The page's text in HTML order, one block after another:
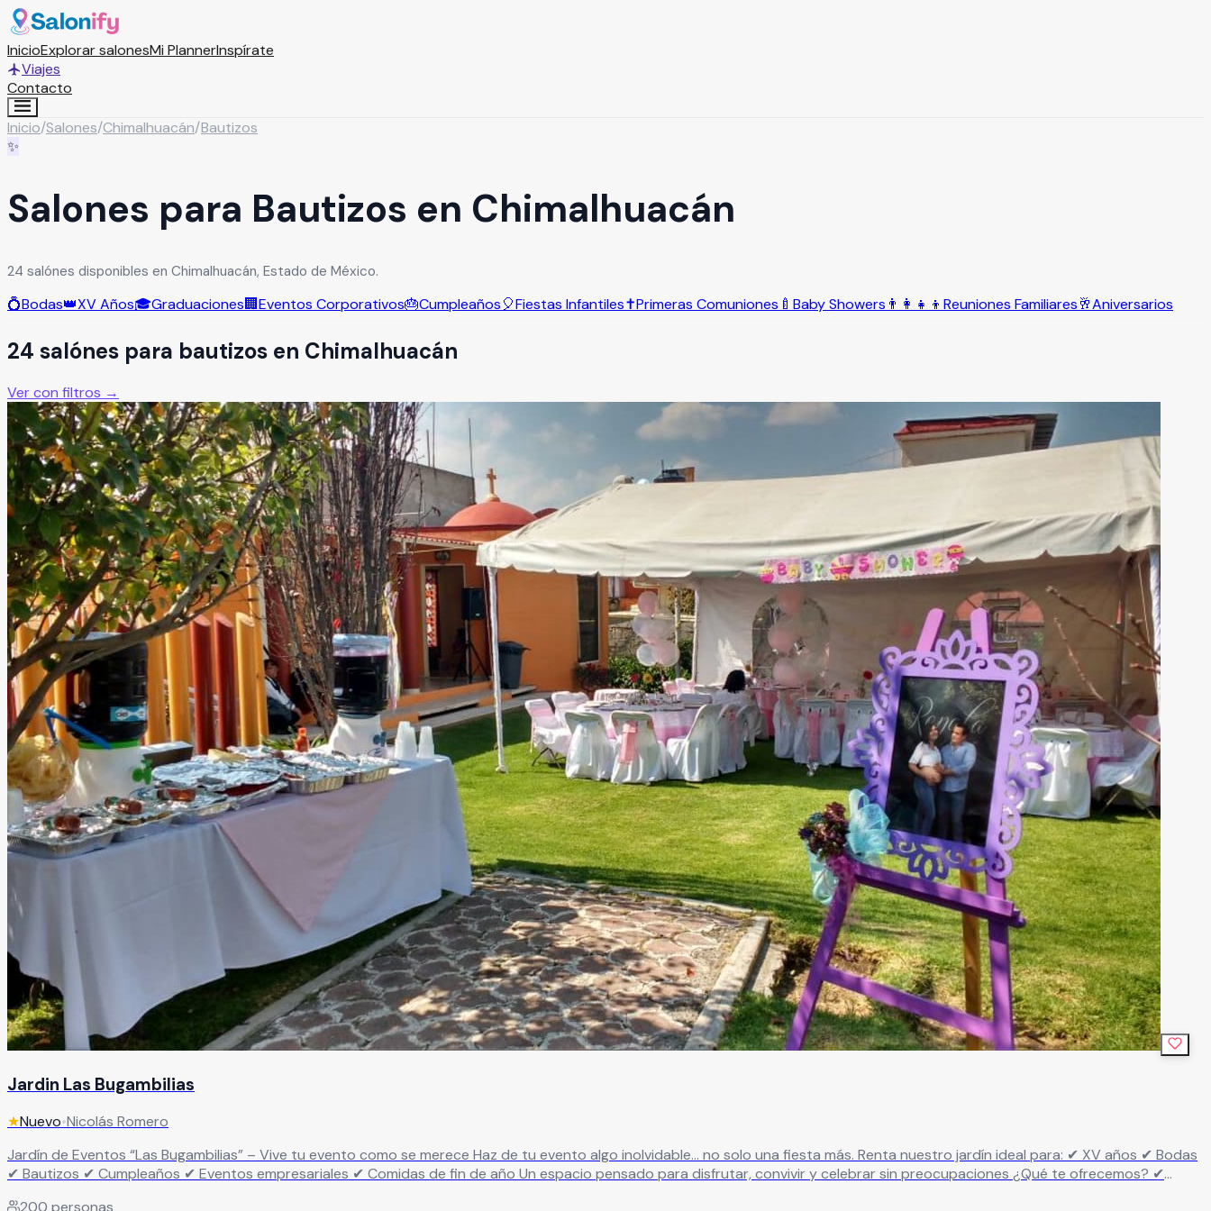
InicioExplorar salonesMi PlannerInspírate
Viajes
Contacto
Inicio/Salones/Chimalhuacán/Bautizos
✨
Salones para Bautizos en Chimalhuacán
24 salónes disponibles en Chimalhuacán, Estado de México.
💍Bodas👑XV Años🎓Graduaciones🏢Eventos Corporativos🎂Cumpleaños🎈Fiestas Infantiles✝️Primeras Comuniones 🍼 Baby Showers 👨‍👩‍👧‍👦 Reuniones Familiares🥂Aniversarios
24 salónes para bautizos en Chimalhuacán
Ver con filtros →
Jardin Las Bugambilias
★Nuevo•Nicolás Romero
Jardín de Eventos “Las Bugambilias” – Vive tu evento como se merece Haz de tu evento algo inolvidable… no solo una fiesta más. Renta nuestro jardín ideal para: ✔ XV años ✔ Bodas
✔ Bautizos ✔ Cumpleaños ✔ Eventos empresariales ✔ Comidas de fin de año Un espacio pensado para disfrutar, convivir y celebrar sin preocupaciones ¿Qué te ofrecemos? ✔